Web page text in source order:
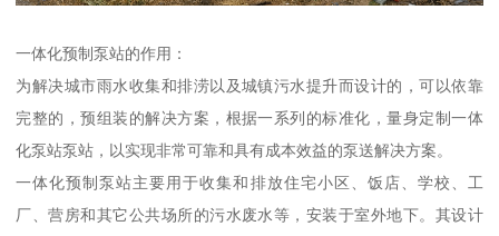
一体化预制泵站的作用：
为解决城市雨水收集和排涝以及城镇污水提升而设计的，可以依靠
完整的，预组装的解决方案，根据一系列的标准化，量身定制一体
化泵站泵站，以实现非常可靠和具有成本效益的泵送解决方案。
一体化预制泵站主要用于收集和排放住宅小区、饭店、学校、工
厂、营房和其它公共场所的污水废水等，安装于室外地下。其设计